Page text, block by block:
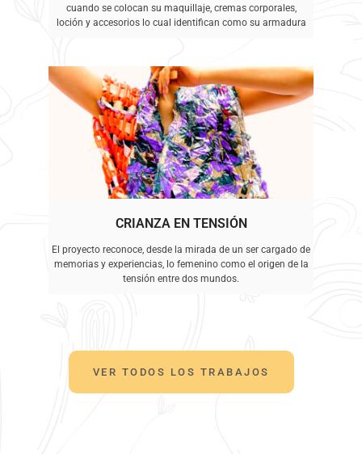
cuando se colocan su maquillaje, cremas corporales,
loción y accesorios lo cual identifican como su armadura
CRIANZA EN TENSIÓN
El proyecto reconoce, desde la mirada de un ser cargado de
memorias y experiencias, lo femenino como el origen de la
tensión entre dos mundos.
VER TODOS LOS TRABAJOS